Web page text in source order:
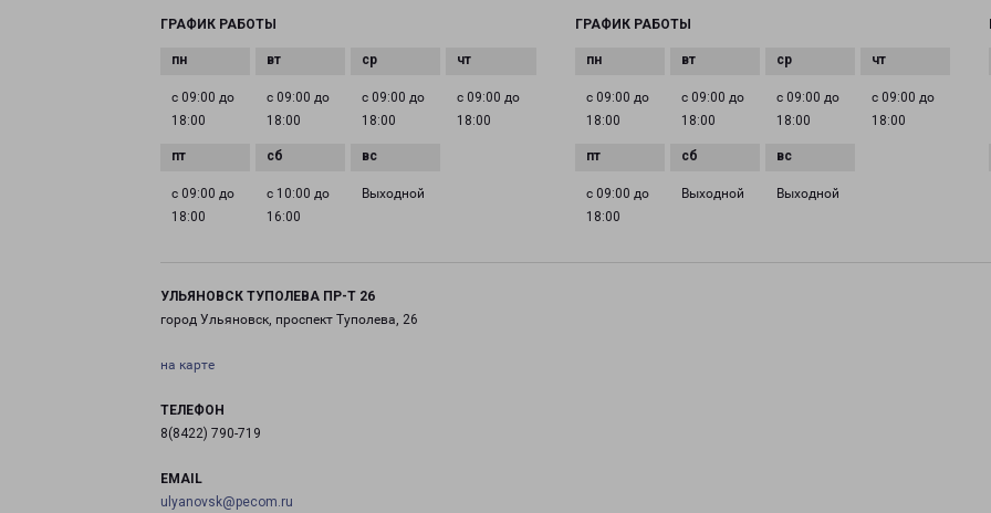
ГРАФИК РАБОТЫ
с 09:00 до
18:00
с 09:00 до
18:00
с 09:00 до
18:00
с 09:00 до
18:00
с 09:00 до
18:00
с 10:00 до
16:00
Выходной
ГРАФИК РАБОТЫ
с 09:00 до
18:00
с 09:00 до
18:00
с 09:00 до
18:00
с 09:00 до
18:00
с 09:00 до
18:00
Выходной Выходной
УЛЬЯНОВСК ТУПОЛЕВА ПР-Т 26
город Ульяновск, проспект Туполева, 26
на карте
ТЕЛЕФОН
8(8422) 790-719
EMAIL
ulyanovsk@pecom.ru